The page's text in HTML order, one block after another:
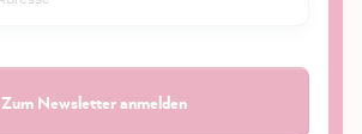
Zum Newsletter anmelden